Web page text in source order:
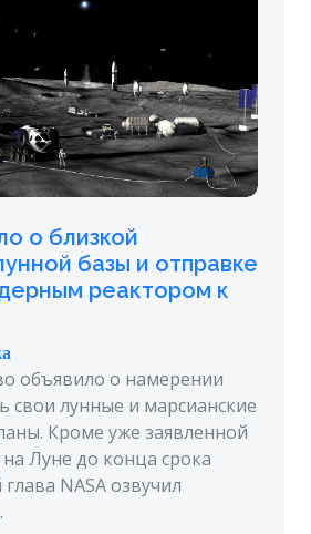
о близкой
базы и отправке
реактором к
объявило о намерении
свои лунные и марсианские
Кроме уже заявленной
Луне до конца срока
NASA озвучил